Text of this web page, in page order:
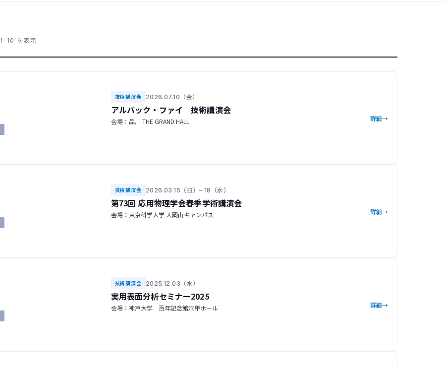
を表示
技術講演会 2026.07.10（金）
アルバック・ファイ 技術講演会
会場：品川 THE GRAND HALL 詳細
技術講演会 2026.03.15（日）– 18（水）
第73回 応用物理学会春季学術講演会
会場：東京科学大学 大岡山キャンパス 詳細
技術講演会 2025.12.03（水）
実用表面分析セミナー2025
会場：神戸大学 百年記念館六甲ホール 詳細